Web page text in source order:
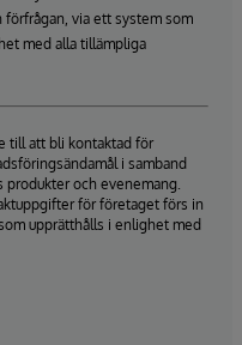
via ett system som
med alla tillämpliga
till att bli kontaktad för
i samband
produkter och evenemang.
för företaget förs in
upprätthålls i enlighet med